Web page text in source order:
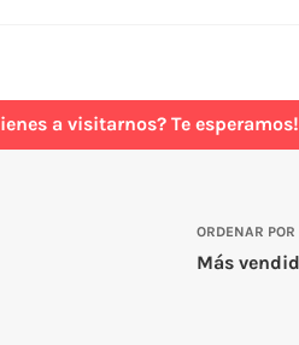
a visitarnos? Te esperamos!
ORDENAR POR